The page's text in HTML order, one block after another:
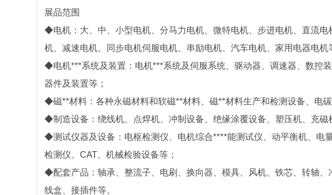
展品范围
◆电机：大、中、小型电机、分马力电机、微特电机、步进电机、直流
机、减速电机、同步电机伺服电机、串励电机、汽车电机、家用电器电机
◆电机***系统及装置：电机***系统及伺服系统、驱动器、调速器、数控
器件及装置等；
◆磁**材料：各种永磁材料和软磁**材料、磁**材料生产和检测设备、电碳
◆制造设备：绕线机、点焊机、冲制设备、绝缘涂覆设备、塑压机、充磁
◆测试仪器及设备：电枢检测仪、电机综合****能测试仪、动平衡机、电
检测仪、CAT、机械检验设备等；
◆配套产品：轴承、整流子、电刷、换向器、模具、风机、铁芯、转轴
线盒、接插件等。